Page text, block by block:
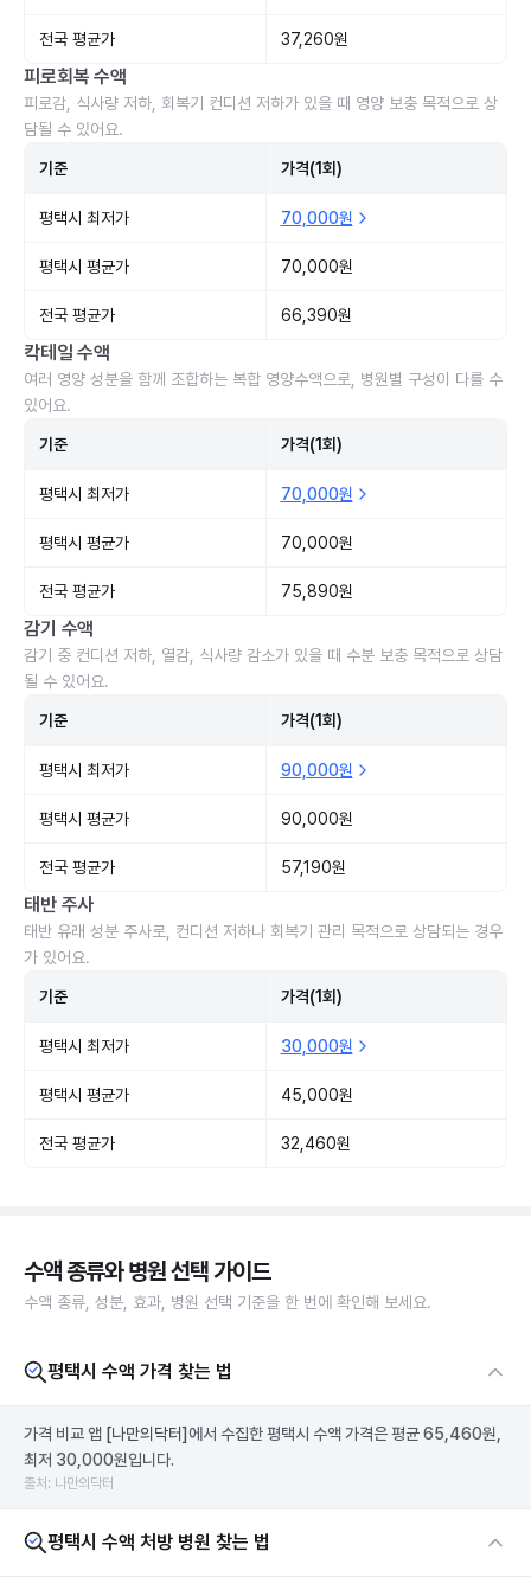
전국 평균가 37,260원
피로회복 수액
피로감, 식사량 저하, 회복기 컨디션 저하가 있을 때 영양 보충 목적으로 상
담될 수 있어요.
기준 가격(1회)
평택시 최저가 70,000원
평택시 평균가 70,000원
전국 평균가 66,390원
칵테일 수액
여러 영양 성분을 함께 조합하는 복합 영양수액으로, 병원별 구성이 다를 수
있어요.
기준 가격(1회)
평택시 최저가 70,000원
평택시 평균가 70,000원
전국 평균가 75,890원
감기 수액
감기 중 컨디션 저하, 열감, 식사량 감소가 있을 때 수분 보충 목적으로 상담
될 수 있어요.
기준 가격(1회)
평택시 최저가 90,000원
평택시 평균가 90,000원
전국 평균가 57,190원
태반 주사
태반 유래 성분 주사로, 컨디션 저하나 회복기 관리 목적으로 상담되는 경우
가 있어요.
기준 가격(1회)
평택시 최저가 30,000원
평택시 평균가 45,000원
전국 평균가 32,460원
수액 종류와 병원 선택 가이드
수액 종류, 성분, 효과, 병원 선택 기준을 한 번에 확인해 보세요.
평택시 수액 가격 찾는 법
가격 비교 앱 [나만의닥터] 에서 수집한 평택시 수액 가격은 평균 65,460원,
최저 30,000원입니다.
출처: 나만의닥터
평택시 수액 처방 병원 찾는 법